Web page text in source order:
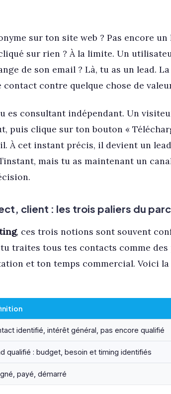
sur ton site web ? Pas encore
sur rien ? À la limite. Un
de son email ? Là, tu as un lead. La
contre quelque chose de
es consultant indépendant. Un
puis clique sur ton bouton «
À cet instant précis, il devient un
mais tu as maintenant un
client : les trois paliers du
, ces trois notions sont souvent
traites tous tes contacts comme
et ton temps commercial. Voici
identifié, intérêt général, pas encore qualifié
qualifié : budget, besoin et timing identifiés
payé, démarré